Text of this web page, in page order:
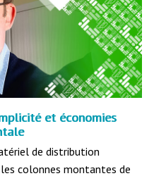
et économies
de distribution
colonnes montantes de